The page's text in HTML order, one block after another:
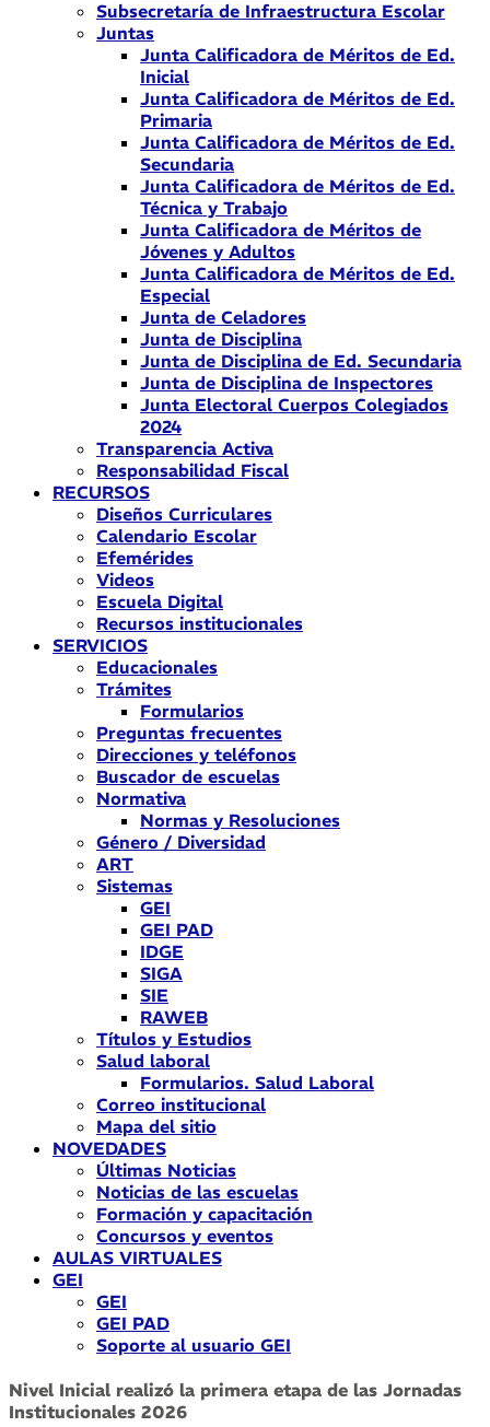
Subsecretaría de Infraestructura Escolar
Juntas
Junta Calificadora de Méritos de Ed.
Inicial
Junta Calificadora de Méritos de Ed.
Primaria
Junta Calificadora de Méritos de Ed.
Secundaria
Junta Calificadora de Méritos de Ed.
Técnica y Trabajo
Junta Calificadora de Méritos de
Jóvenes y Adultos
Junta Calificadora de Méritos de Ed.
Especial
Junta de Celadores
Junta de Disciplina
Junta de Disciplina de Ed. Secundaria
Junta de Disciplina de Inspectores
Junta Electoral Cuerpos Colegiados
2024
Transparencia Activa
Responsabilidad Fiscal
RECURSOS
Diseños Curriculares
Calendario Escolar
Efemérides
Videos
Escuela Digital
Recursos institucionales
SERVICIOS
Educacionales
Trámites
Formularios
Preguntas frecuentes
Direcciones y teléfonos
Buscador de escuelas
Normativa
Normas y Resoluciones
Género / Diversidad
ART
Sistemas
GEI
GEI PAD
IDGE
SIGA
SIE
RAWEB
Títulos y Estudios
Salud laboral
Formularios. Salud Laboral
Correo institucional
Mapa del sitio
NOVEDADES
Últimas Noticias
Noticias de las escuelas
Formación y capacitación
Concursos y eventos
AULAS VIRTUALES
GEI
GEI
GEI PAD
Soporte al usuario GEI
Nivel Inicial realizó la primera etapa de las Jornadas
Institucionales 2026